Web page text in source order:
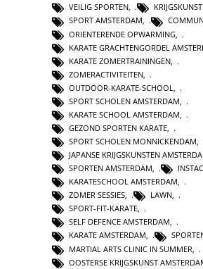
VEILIG SPORTEN,
SPORT AMSTERDAM,
ORIENTERENDE OPWARMING
KARATE GRACHTENGORDEL
KARATE ZOMERTRAININGEN
ZOMERACTIVITEITEN
OUTDOOR-KARATE-SCHOOL
SPORT SCHOLEN AMSTERDAM
KARATE SCHOOL AMSTERDAM
GEZOND SPORTEN KARATE
SPORT SCHOLEN MONNICKENDAM,
JAPANSE KRIJGSKUNSTEN
SPORTEN AMSTERDAM,
KARATESCHOOL AMSTERDAM,
ZOMER SESSIES, LAWN,
SPORT-FIT-KARATE,
SELF DEFENCE AMSTERDAM,
KARATE AMSTERDAM,
MARTIAL ARTS CLINIC IN SUMMER
OOSTERSE KRIJGSKUNST